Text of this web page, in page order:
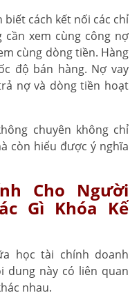
cách kết nối các chỉ
xem cùng công nợ
cùng dòng tiền. Hàng
độ bán hàng. Nợ vay
nợ và dòng tiền hoạt
chuyên không chỉ
còn hiểu được ý nghĩa
Cho Người
Gì Khóa Kế
học tài chính doanh
dung này có liên quan
nhau.